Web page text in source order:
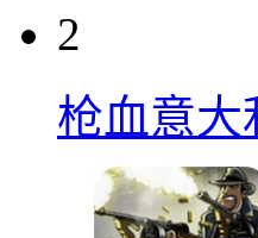
2
枪血意大